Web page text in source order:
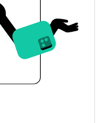
$908.32349
$0.000023313138 /